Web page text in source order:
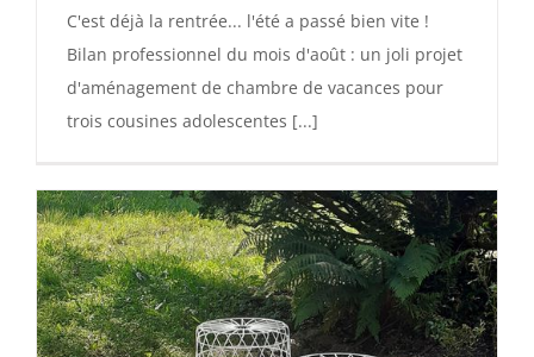
C'est déjà la rentrée... l'été a passé bien vite !
Bilan professionnel du mois d'août : un joli projet
d'aménagement de chambre de vacances pour
trois cousines adolescentes [...]